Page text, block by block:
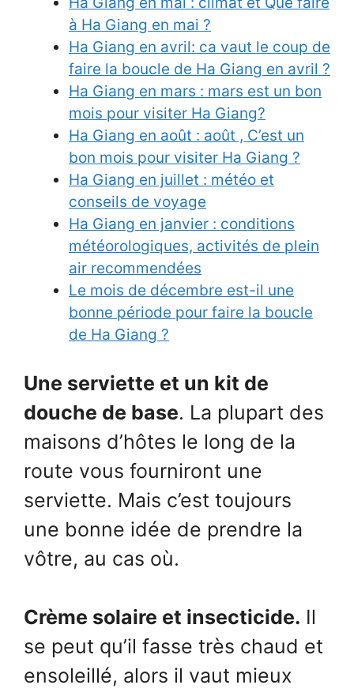
à Ha Giang en mai ?
Ha Giang en avril: ca vaut le coup de
faire la boucle de Ha Giang en avril ?
Ha Giang en mars : mars est un bon
mois pour visiter Ha Giang?
Ha Giang en août : août , C’est un
bon mois pour visiter Ha Giang ?
Ha Giang en juillet : météo et
conseils de voyage
Ha Giang en janvier : conditions
météorologiques, activités de plein
air recommendées
Le mois de décembre est-il une
bonne période pour faire la boucle
de Ha Giang ?
Une serviette et un kit de
douche de base. La plupart des
maisons d’hôtes le long de la
route vous fourniront une
serviette. Mais c’est toujours
une bonne idée de prendre la
vôtre, au cas où.
Crème solaire et insecticide. Il
se peut qu’il fasse très chaud et
ensoleillé, alors il vaut mieux